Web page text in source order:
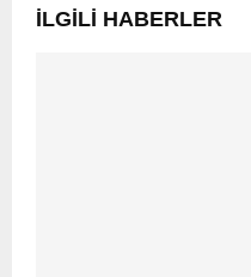
İLGILI HABERLER